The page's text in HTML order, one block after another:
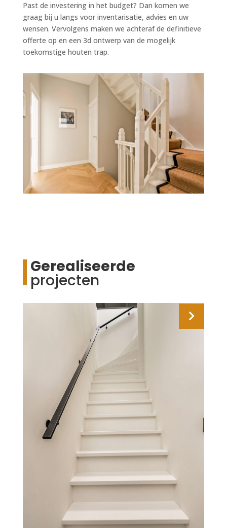
Past de investering in het budget? Dan komen we
graag bij u langs voor inventarisatie, advies en uw
wensen. Vervolgens maken we achteraf de definitieve
offerte op en een 3d ontwerp van de mogelijk
toekomstige houten trap.
Gerealiseerde
projecten